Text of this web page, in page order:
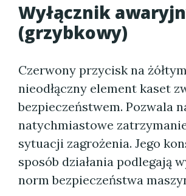
Wyłącznik
(grzybkowy)
Czerwony przycisk na
nieodłączny element kaset
bezpieczeństwem. Pozwala
natychmiastowe
sytuacji zagrożenia. Jego
sposób działania podlegają
norm bezpieczeństwa